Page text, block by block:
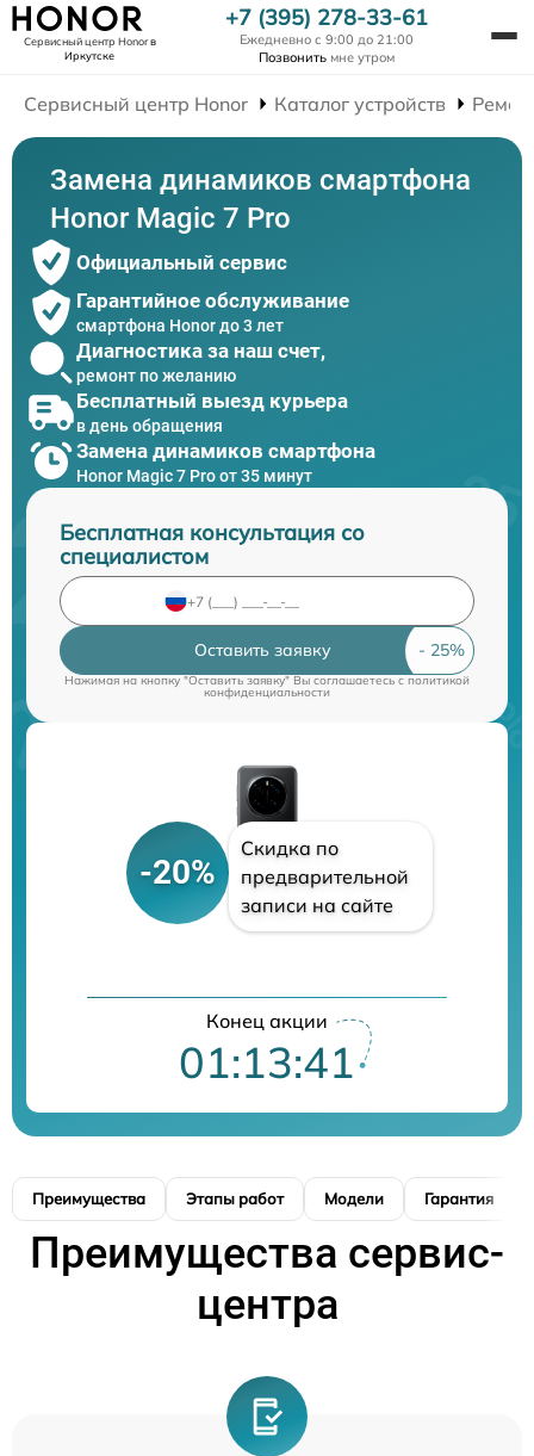
Сервисный центр Honorв
Иркутске
+7 (395) 278-33-61
Ежедневно с 9:00 до 21:00
Позвонить мне утром
Сервисный центр Honor Каталог устройств
Замена динамиков смартфона
Honor Magic 7 Pro
Официальный сервис
Гарантийное обслуживание
смартфона Honor до 3 лет
Диагностика за наш счет,
ремонт по желанию
Бесплатный выезд курьера
в день обращения
Замена динамиков смартфона
Honor Magic 7 Pro от 35 минут
Бесплатная консультация со
специалистом
Оставить заявку
Нажимая на кнопку "Оставить заявку" Вы соглашаетесь cполитикой
конфиденциальности
-20%
Скидка по
предварительной
записи на сайте
Конец акции
01:13:40
Преимущества Этапы работ Модели Гарантия
Преимущества сервис-
центра